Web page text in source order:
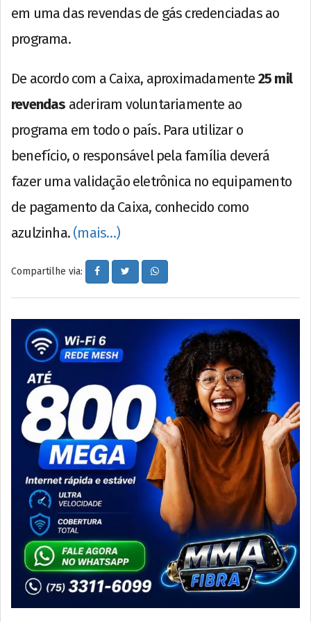
em uma das revendas de gás credenciadas ao
programa.
De acordo com a Caixa, aproximadamente 25 mil
revendas aderiram voluntariamente ao
programa em todo o país. Para utilizar o
benefício, o responsável pela família deverá
fazer uma validação eletrônica no equipamento
de pagamento da Caixa, conhecido como
azulzinha. (mais…)
Compartilhe via: